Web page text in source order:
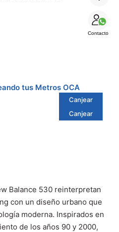
Contacto
tus Metros OCA
Canjear
Canjear
Balance 530 reinterpretan
con un diseño urbano que
moderna. Inspirados en
de los años 90 y 2000,